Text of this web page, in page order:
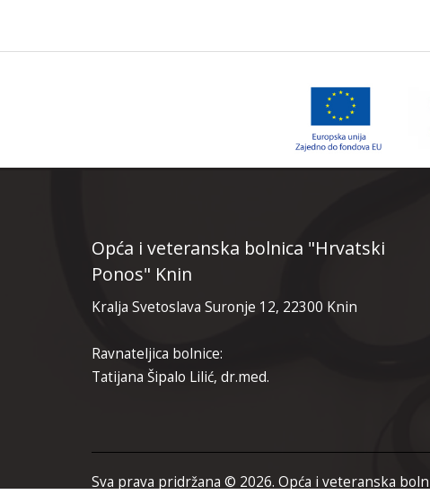
Opća i veteranska bolnica "Hrvatski
Ponos" Knin
Kralja Svetoslava Suronje 12, 22300 Knin
Ravnateljica bolnice:
Tatijana Šipalo Lilić, dr.med.
Sva prava pridržana © 2026. Opća i veteranska